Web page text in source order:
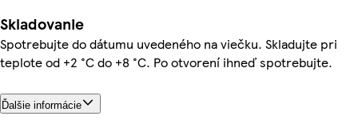
Skladovanie
Spotrebujte do dátumu uvedeného na viečku. Skladujte pri
teplote od +2 °C do +8 °C. Po otvorení ihneď spotrebujte.
Ďalšie informácie